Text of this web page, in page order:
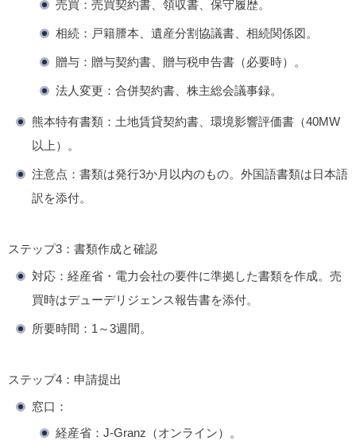
売買：売買契約書、領収書、保守履歴。
相続：戸籍謄本、遺産分割協議書、相続関係図。
贈与：贈与契約書、贈与税申告書（必要時）。
法人変更：合併契約書、株主総会議事録。
熊本特有書類 ：土地賃貸契約書、環境影響評価書（40MW
以上）。
注意点 ：書類は発行3か月以内のもの。外国語書類は日本語
訳を添付。
ステップ3：書類作成と確認
対応 ：経産省・電力会社の要件に準拠した書類を作成。売
買時はデューデリジェンス報告書を添付。
所要時間 ：1～3週間。
ステップ4：申請提出
窓口 ：
経産省：J-Granz（オンライン）。